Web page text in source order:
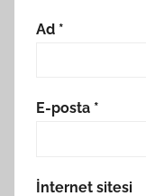
Ad *
E-posta *
İnternet sitesi